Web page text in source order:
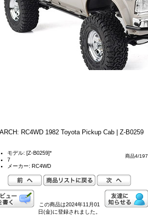
RC4WD 1982 Toyota Pickup Cab | Z-B0259
モデル: [Z-B0259]*
7
メーカー: RC4WD
商品4/197
この商品は2024年11月01
日(金)に登録されました。